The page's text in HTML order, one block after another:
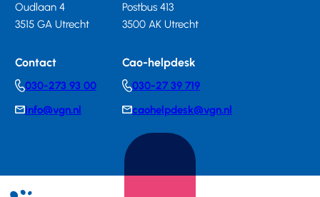
Oudlaan 4
3515 GA Utrecht
Postbus 413
3500 AK Utrecht
Contact
Telephonenumber
030-273 93 00
E-info@vgn.nl
Cao-helpdesk
Telephonenumber
030-27 39 719
E-
mail
caohelpdesk@vgn.nl